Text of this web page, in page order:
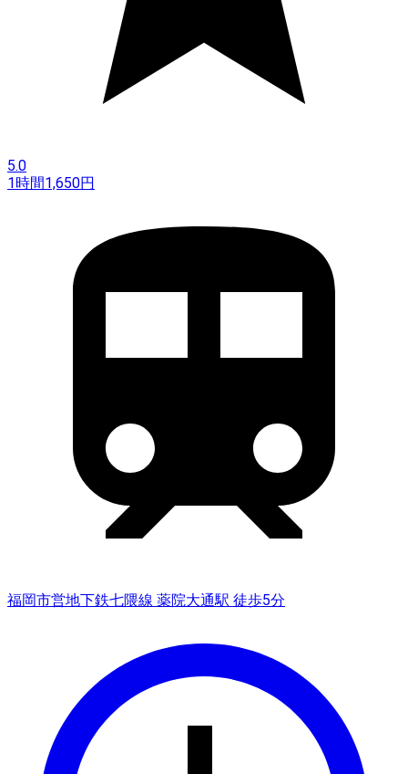
5.0
1時間1,650円
福岡市営地下鉄七隈線 薬院大通駅 徒歩5分